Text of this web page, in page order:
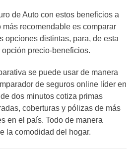
de Auto con estos beneficios a
recomendable es comparar
opciones distintas, para, de esta
precio-beneficios.
se puede usar de manera
de seguros online líder en
dos minutos cotiza primas
coberturas y pólizas de más
en el país. Todo de manera
la comodidad del hogar.